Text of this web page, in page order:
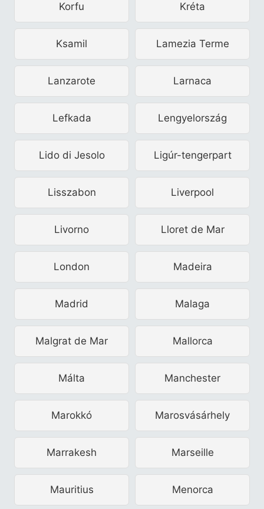
Korfu Kréta
Ksamil Lamezia Terme
Lanzarote Larnaca
Lefkada Lengyelország
Lido di Jesolo Ligúr-tengerpart
Lisszabon Liverpool
Livorno Lloret de Mar
London Madeira
Madrid Malaga
Malgrat de Mar Mallorca
Málta Manchester
Marokkó Marosvásárhely
Marrakesh Marseille
Mauritius Menorca